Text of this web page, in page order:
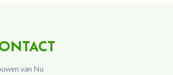
van Nu